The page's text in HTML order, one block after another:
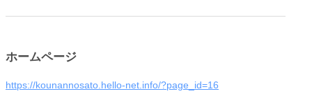
ホームページ
https://kounannosato.hello-net.info/?page_id=16